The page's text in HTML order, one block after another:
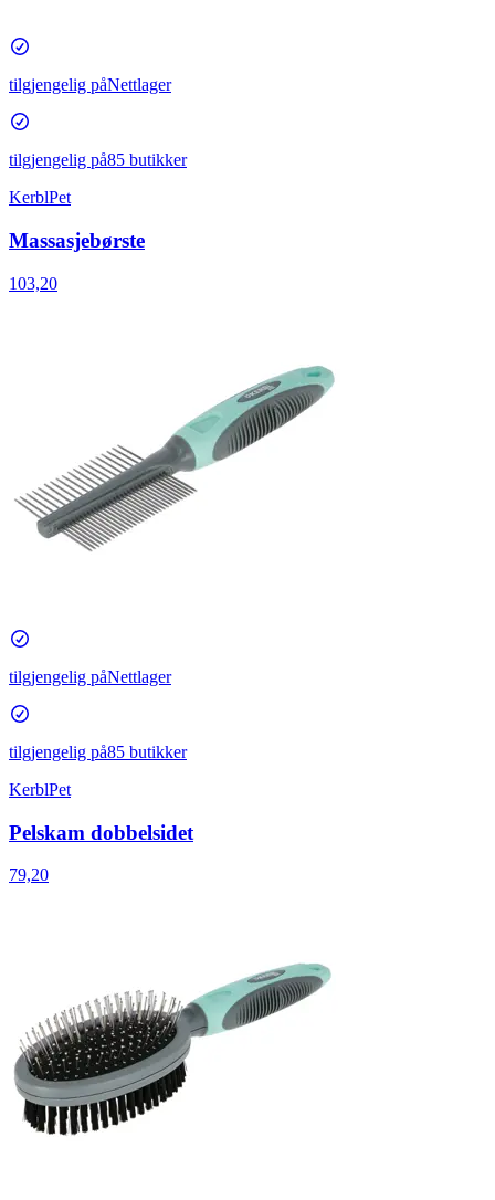
tilgjengelig påNettlager
tilgjengelig på85 butikker
KerblPet
Massasjebørste
103,20
tilgjengelig påNettlager
tilgjengelig på85 butikker
KerblPet
Pelskam dobbelsidet
79,20